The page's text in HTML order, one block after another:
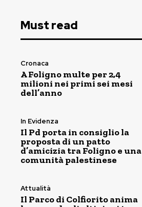
Must read
Cronaca
A Foligno multe per 2,4
milioni nei primi sei mesi
dell’anno
In Evidenza
Il Pd porta in consiglio la
proposta di un patto
d’amicizia tra Foligno e una
comunità palestinese
Attualità
Il Parco di Colfiorito anima